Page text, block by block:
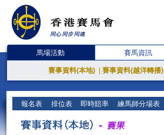
馬場活動 賽馬資訊
賽事資料(本地) 賽事資料(越洋轉播)
報名表 排位表 即時賠率 練馬師分場表